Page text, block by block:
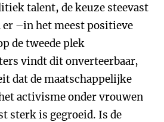
talent, de keuze steevast
er –in het meest positieve
de tweede plek
vindt dit onverteerbaar,
dat de maatschappelijke
activisme onder vrouwen
sterk is gegroeid. Is de